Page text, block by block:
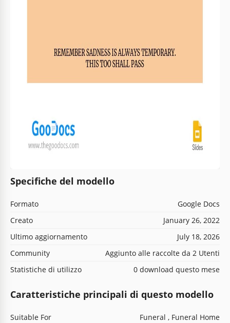
Specifiche del modello
Formato
Google Docs
Creato
January 26, 2022
Ultimo aggiornamento
July 18, 2026
Community
Aggiunto alle raccolte da 2 Utenti
Statistiche di utilizzo
0 download questo mese
Caratteristiche principali di questo modello
Suitable For Funeral , Funeral Home